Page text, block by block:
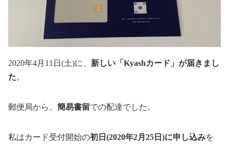
2020年4月11日(土)に、 新しい「Kyashカード」が届きまし
た。
郵便局から、 簡易書留での配達でした。
私はカード受付開始の初日(2020年2月25日)に申し込みを